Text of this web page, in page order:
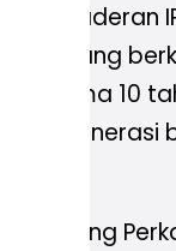
Perkaderan
yang
selama 10
generasi
Bidang